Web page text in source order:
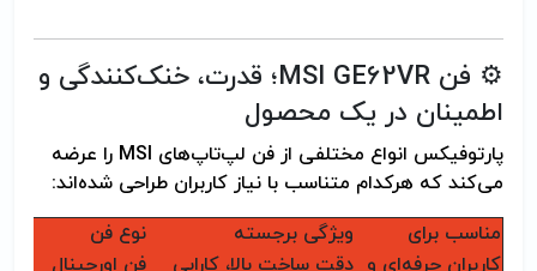
⚙️ فن MSI GE62VR؛ قدرت، خنک‌کنندگی و
اطمینان در یک محصول
پارتوفیکس انواع مختلفی از فن لپ‌تاپ‌های MSI را عرضه
می‌کند که هرکدام متناسب با نیاز کاربران طراحی شده‌اند:
مناسب برای
ویژگی برجسته
نوع فن
کاربران حرفه‌ای و دقت ساخت بالا، کارایی فن اورجینال